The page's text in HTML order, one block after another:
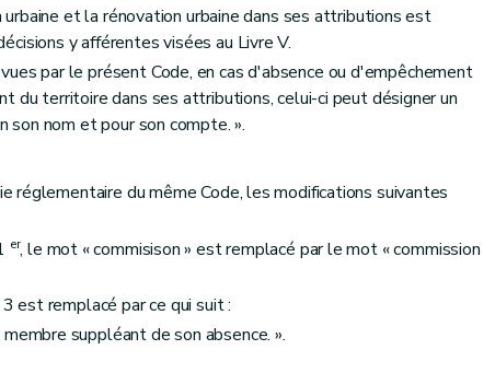
et la rénovation urbaine dans ses attributions est
y afférentes visées au Livre V.
par le présent Code, en cas d'absence ou d'empêchement
du territoire dans ses attributions, celui-ci peut désigner un
son nom et pour son compte. ».
réglementaire du même Code, les modifications suivantes
er, le mot « commisison » est remplacé par le mot « commission
est remplacé par ce qui suit :
suppléant de son absence. ».